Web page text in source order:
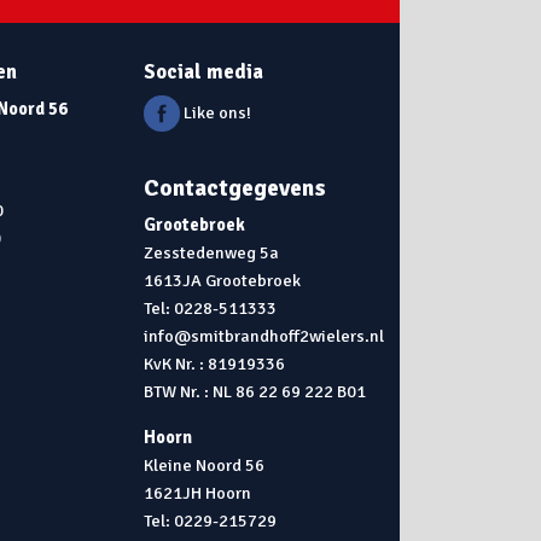
56
Social media
Like ons!
Contactgegevens
Grootebroek
Zesstedenweg 5a
1613JA Grootebroek
Tel: 0228-511333
info@smitbrandhoff2wielers.nl
KvK Nr. : 81919336
BTW Nr. : NL 86 22 69 222 B01
Hoorn
Kleine Noord 56
1621JH Hoorn
Tel: 0229-215729